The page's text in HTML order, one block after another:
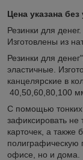
Цена указана
Резинки для
Изготовлены из
Резинки для
эластичные.
канцелярские в
40,50,60,80,100
С помощью
зафиксировать не
карточек, а
полиграфическую
офисе, но и дома.